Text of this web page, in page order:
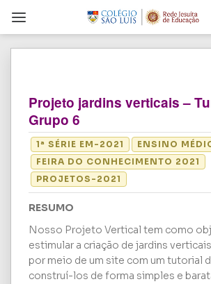
Projeto jardins verticais –
Grupo 6
1ª SÉRIE EM-2021
ENSINO
FEIRA DO CONHECIMENTO 2021
PROJETOS-2021
RESUMO
Nosso Projeto Vertical tem como
estimular a criação de jardins
por meio de um site com um tutorial
construí-los de forma simples e